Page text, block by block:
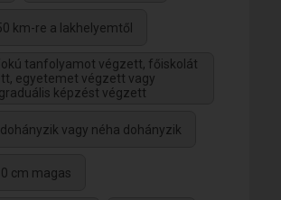
km-re a lakhelyemtől
tanfolyamot végzett, főiskolát
egyetemet végzett vagy
képzést végzett
vagy néha dohányzik
cm magas